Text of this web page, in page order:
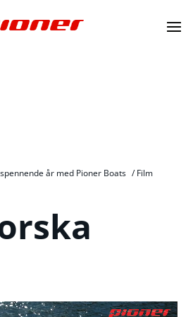
år med Pioner Boats /Film